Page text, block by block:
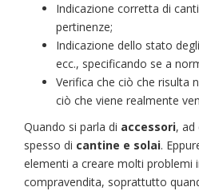
Indicazione corretta di
pertinenze;
Indicazione dello stato
ecc., specificando se a
Verifica che ciò che risulta
ciò che viene realmente
Quando si parla di accessori, ad
spesso di cantine e solai.
elementi a creare molti problemi
compravendita, soprattutto